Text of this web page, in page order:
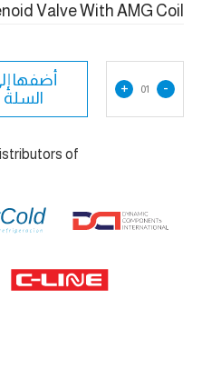
Valve With AMG Coil
-
01
+
أضفها
السلة
of